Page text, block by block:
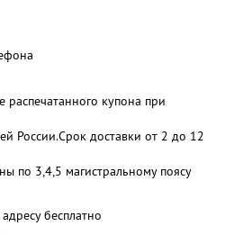
купона при
России.Срок доставки от 2 до 12
по 3,4,5 магистральному поясу
бесплатно